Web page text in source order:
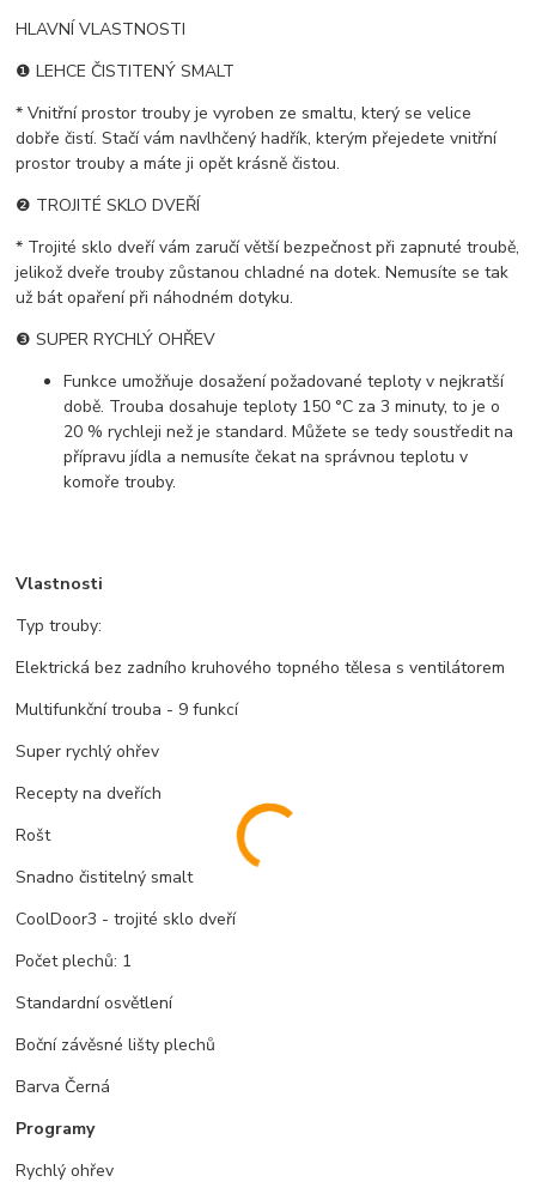
HLAVNÍ VLASTNOSTI
❶ LEHCE ČISTITENÝ SMALT
* Vnitřní prostor trouby je vyroben ze smaltu, který se velice
dobře čistí. Stačí vám navlhčený hadřík, kterým přejedete vnitřní
prostor trouby a máte ji opět krásně čistou.
❷ TROJITÉ SKLO DVEŘÍ
* Trojité sklo dveří vám zaručí větší bezpečnost při zapnuté troubě,
jelikož dveře trouby zůstanou chladné na dotek. Nemusíte se tak
už bát opaření při náhodném dotyku.
❸ SUPER RYCHLÝ OHŘEV
Funkce umožňuje dosažení požadované teploty v nejkratší
době. Trouba dosahuje teploty 150 °C za 3 minuty, to je o
20 % rychleji než je standard. Můžete se tedy soustředit na
přípravu jídla a nemusíte čekat na správnou teplotu v
komoře trouby.
Vlastnosti
Typ trouby:
Elektrická bez zadního kruhového topného tělesa s ventilátorem
Multifunkční trouba - 9 funkcí
Super rychlý ohřev
Recepty na dveřích
Rošt
Snadno čistitelný smalt
CoolDoor3 - trojité sklo dveří
Počet plechů: 1
Standardní osvětlení
Boční závěsné lišty plechů
Barva Černá
Programy
Rychlý ohřev